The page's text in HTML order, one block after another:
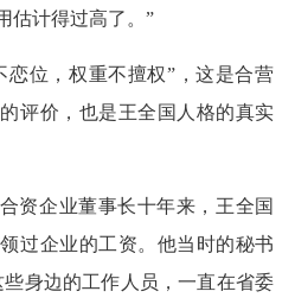
估计得过高了。”
恋位，权重不擅权”，这是合营
评价，也是王全国人格的真实
资企业董事长十年来，王全国
过企业的工资。他当时的秘书
身边的工作人员，一直在省委